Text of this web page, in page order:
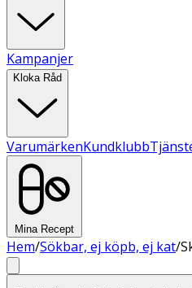
Kampanjer
Kloka Råd
VarumärkenKundklubb
Mina Recept
Hem/Sökbar, ej köpb, ej kat/